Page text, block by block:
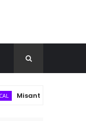
Misantla fortalece